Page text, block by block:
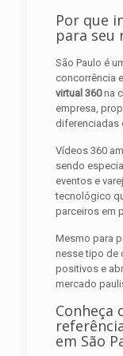
Por que
para seu
São Paulo é
concorrência
virtual 360na
empresa,
diferenciadas
Vídeos 360
sendo
eventos e
tecnológico
parceiros em
Mesmo para
nesse tipo de
positivos e
mercado
Conheça
em São